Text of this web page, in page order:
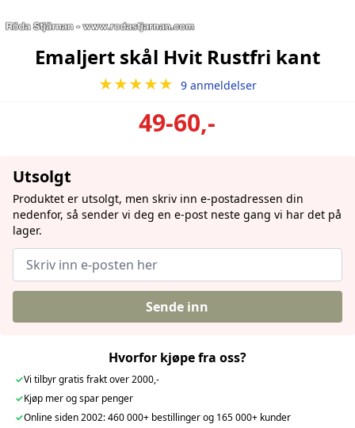
Emaljert skål Hvit Rustfri kant
★★★★★ 9 anmeldelser
49-60,-
Utsolgt
Produktet er utsolgt, men skriv inn e-postadressen din
nedenfor, så sender vi deg en e-post neste gang vi har det på
lager.
Sende inn
Hvorfor kjøpe fra oss?
✓Vi tilbyr gratis frakt over 2000,-
✓Kjøp mer og spar penger
✓Online siden 2002: 460 000+ bestillinger og 165 000+ kunder